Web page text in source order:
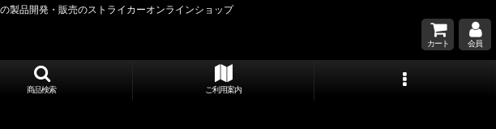
製品開発・販売のストライカーオンラインショップ
カート 会員
商品検索 ご利用案内